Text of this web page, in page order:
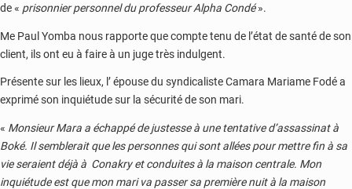
de « prisonnier personnel du professeur Alpha Condé».
Me Paul Yomba nous rapporte que compte tenu de l’état de santé de son
client, ils ont eu à faire à un juge très indulgent.
Présente sur les lieux, l’ épouse du syndicaliste Camara Mariame Fodé a
exprimé son inquiétude sur la sécurité de son mari.
« Monsieur Mara a échappé de justesse à une tentative d’assassinat à
Boké. Il semblerait que les personnes qui sont allées pour mettre fin à sa
vie seraient déjà à Conakry et conduites à la maison centrale. Mon
inquiétude est que mon mari va passer sa première nuit à la maison